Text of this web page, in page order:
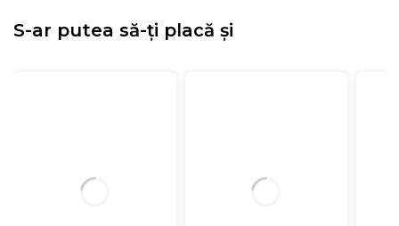
S-ar putea să-ți placă și